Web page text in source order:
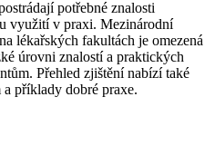
potřebné znalosti
využití v praxi. Mezinárodní
lékařských fakultách je omezená
úrovni znalostí a praktických
Přehled zjištění nabízí také
příklady dobré praxe.